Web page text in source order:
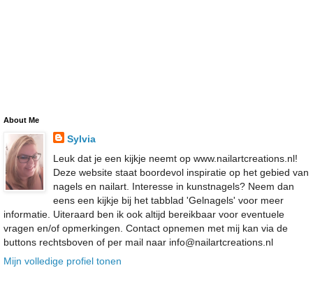
About Me
Sylvia
Leuk dat je een kijkje neemt op www.nailartcreations.nl!
Deze website staat boordevol inspiratie op het gebied van
nagels en nailart. Interesse in kunstnagels? Neem dan
eens een kijkje bij het tabblad 'Gelnagels' voor meer
informatie. Uiteraard ben ik ook altijd bereikbaar voor eventuele
vragen en/of opmerkingen. Contact opnemen met mij kan via de
buttons rechtsboven of per mail naar info@nailartcreations.nl
Mijn volledige profiel tonen